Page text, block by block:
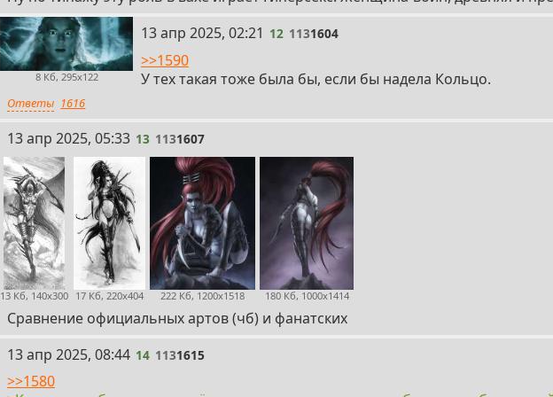
8 Кб, 295x122
12
13 апр 2025, 02:21 12 1131604
>>1590
У тех такая тоже была бы, если бы надела Кольцо.
Ответы 1616
13
13 апр 2025, 05:33 13 1131607
13 Кб, 140x300 17 Кб, 220x404 222 Кб, 1200x1518 180 Кб, 1000x1414
Сравнение официальных артов (чб) и фанатских
14
13 апр 2025, 08:44 14 1131615
>>1580